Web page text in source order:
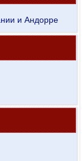
и Андорре